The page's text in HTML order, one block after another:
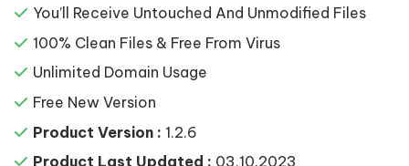
50,000 ₫.
You’ll Receive Untouched And Unmodified Files
100% Clean Files & Free From Virus
Unlimited Domain Usage
Free New Version
Product Version : 1.2.6
Product Last Updated : 03.10.2023